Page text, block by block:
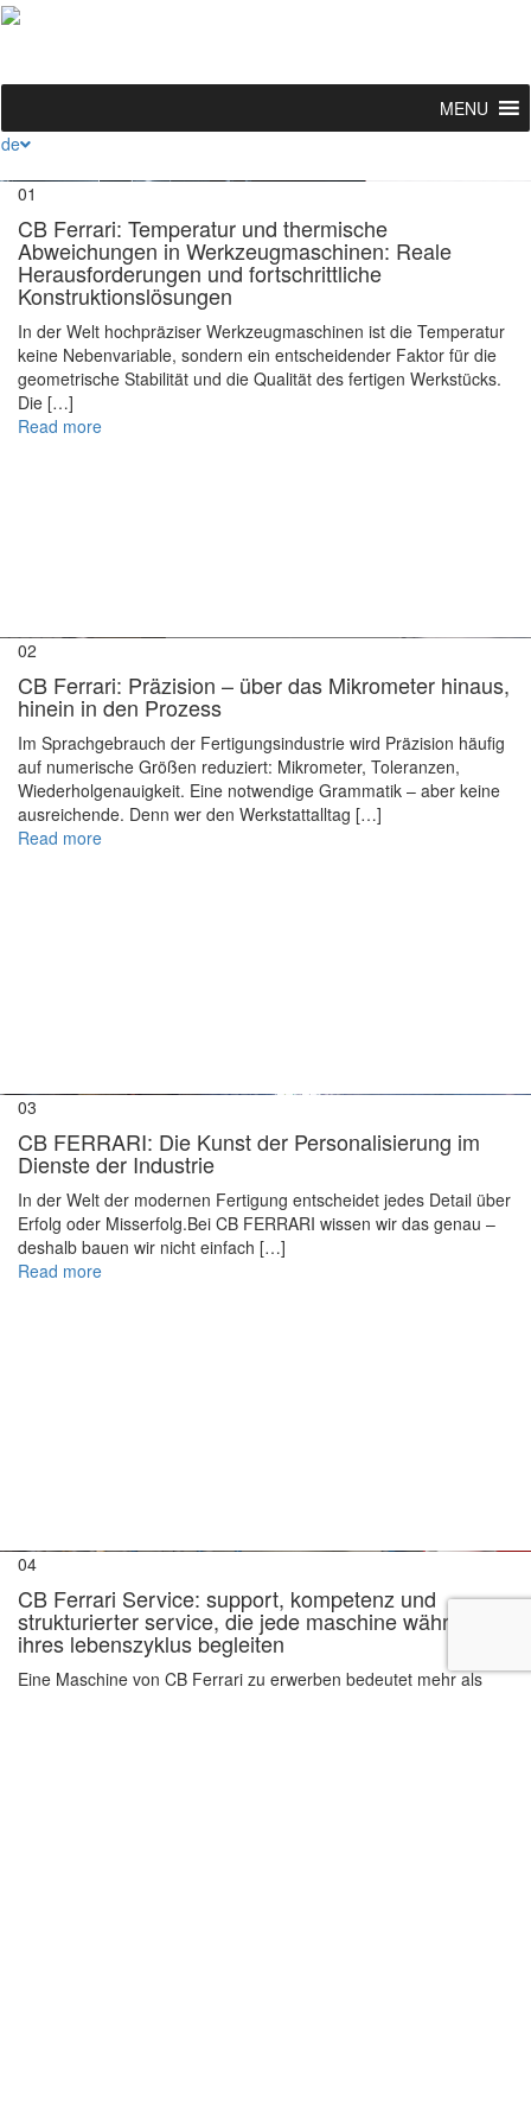
MENU
de
01
CB Ferrari: Temperatur und thermische
Abweichungen in Werkzeugmaschinen: Reale
Herausforderungen und fortschrittliche
Konstruktionslösungen
In der Welt hochpräziser Werkzeugmaschinen ist die Temperatur
keine Nebenvariable, sondern ein entscheidender Faktor für die
geometrische Stabilität und die Qualität des fertigen Werkstücks.
Die […]
Read more
02
CB Ferrari: Präzision – über das Mikrometer hinaus,
hinein in den Prozess
Im Sprachgebrauch der Fertigungsindustrie wird Präzision häufig
auf numerische Größen reduziert: Mikrometer, Toleranzen,
Wiederholgenauigkeit. Eine notwendige Grammatik – aber keine
ausreichende. Denn wer den Werkstattalltag […]
Read more
03
CB FERRARI: Die Kunst der Personalisierung im
Dienste der Industrie
In der Welt der modernen Fertigung entscheidet jedes Detail über
Erfolg oder Misserfolg.Bei CB FERRARI wissen wir das genau –
deshalb bauen wir nicht einfach […]
Read more
04
CB Ferrari Service: support, kompetenz und
strukturierter service, die jede maschine während
ihres lebenszyklus begleiten
Eine Maschine von CB Ferrari zu erwerben bedeutet mehr als